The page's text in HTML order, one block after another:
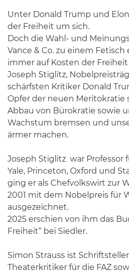
Unter Donald Trump und
der Freiheit um sich.
Doch die Wahl- und
Vance & Co. zu einem
immer auf Kosten der
Joseph Stiglitz,
schärfsten Kritiker Donald
Opfer der neuen Meritokratie
Abbau von Bürokratie sowie
Wachstum bremsen und
ärmer machen.
Joseph Stiglitz war Professor
Yale, Princeton, Oxford und
ging er als Chefvolkswirt zur
2001 mit dem Nobelpreis für
ausgezeichnet.
2025 erschien von ihm das
Freiheit“ bei Siedler.
Simon Strauss ist
Theaterkritiker für die FAZ